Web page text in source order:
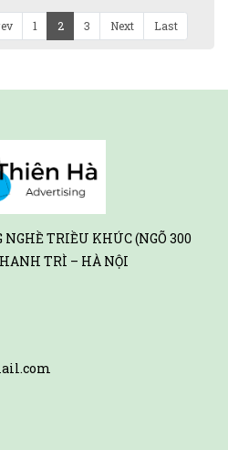
1 2 3 Next Last
TRIỀU KHÚC (NGÕ 300
TRÌ – HÀ NỘI